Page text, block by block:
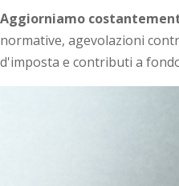
Aggiorniamo
normative, agevolazioni
d'imposta e contributi a